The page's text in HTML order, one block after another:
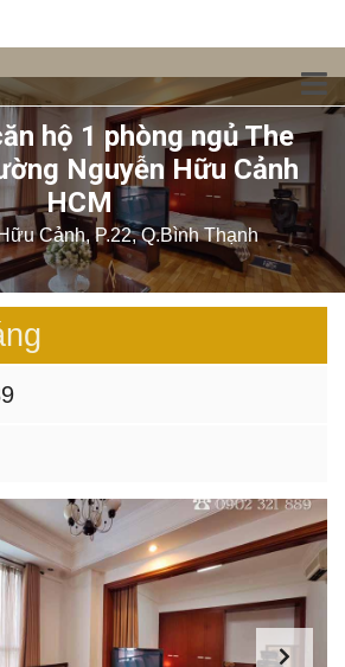
hộ 1 phòng ngủ The
Nguyễn Hữu Cảnh
HCM
Cảnh, P.22, Q.Bình Thạnh